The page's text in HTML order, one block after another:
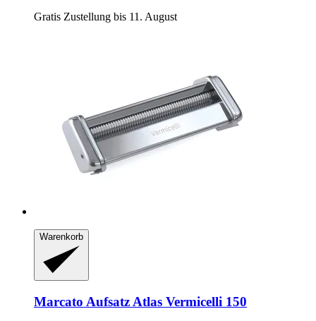
Gratis Zustellung bis 11. August
Warenkorb
Marcato Aufsatz Atlas Vermicelli 150